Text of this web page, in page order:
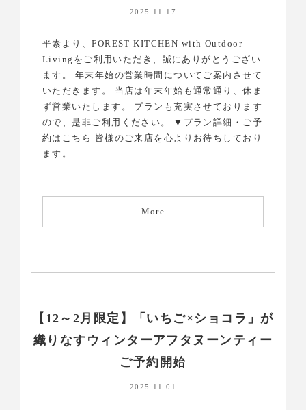
2025.11.17
平素より、FOREST KITCHEN with Outdoor
Livingをご利用いただき、誠にありがとうござい
ます。 年末年始の営業時間についてご案内させて
いただきます。 当店は年末年始も通常通り、休ま
ず営業いたします。 プランも充実させております
ので、是非ご利用ください。 ▼プラン詳細・ご予
約はこちら 皆様のご来店を心よりお待ちしており
ます。
More
【12～2月限定】「いちご×ショコラ」が
織りなすウィンターアフタヌーンティー
ご予約開始
2025.11.01